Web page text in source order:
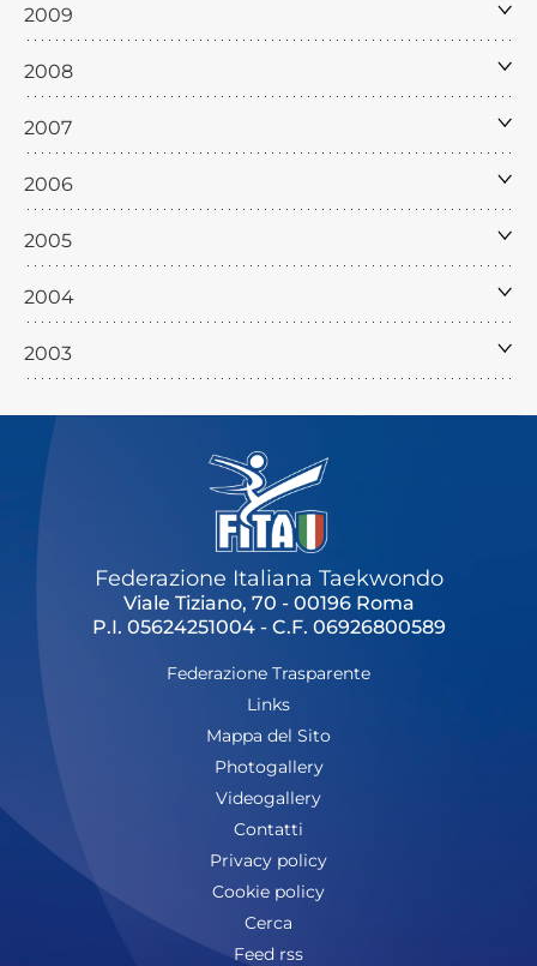
2009
2008
2007
2006
2005
2004
2003
Federazione Italiana Taekwondo
Viale Tiziano, 70 - 00196 Roma
P.I. 05624251004 - C.F. 06926800589
Federazione Trasparente
Links
Mappa del Sito
Photogallery
Videogallery
Contatti
Privacy policy
Cookie policy
Cerca
Feed rss